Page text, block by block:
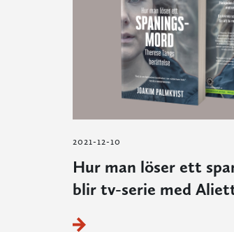
2021-12-10
Hur man löser ett
blir tv-serie med